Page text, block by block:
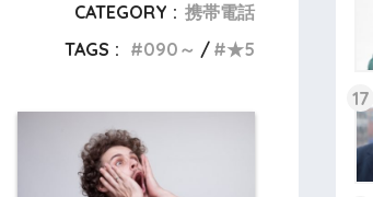
CATEGORY : 携帯電話
TAGS :
090～ ★5
17